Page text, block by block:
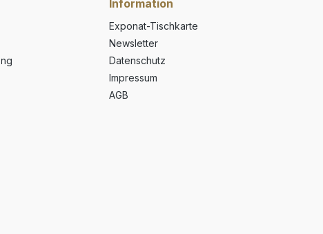
Information
Exponat-Tischkarte
Newsletter
Datenschutz
Impressum
AGB